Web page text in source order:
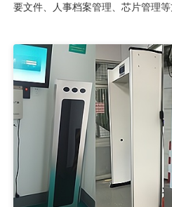
要文件、人事档案管理、芯片管理等